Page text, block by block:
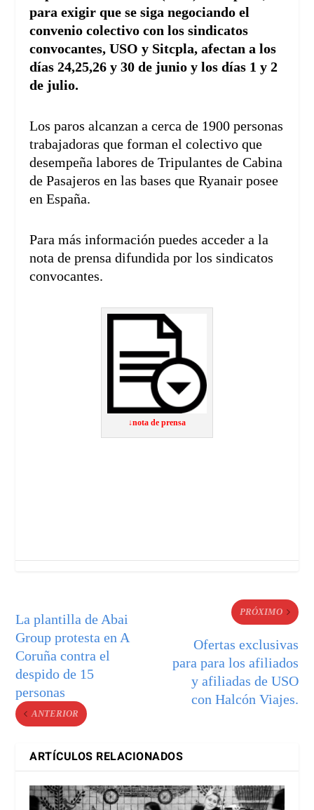
para exigir que se siga negociando el
convenio colectivo con los sindicatos
convocantes, USO y Sitcpla, afectan a los
días 24,25,26 y 30 de junio y los días 1 y 2
de julio.
Los paros alcanzan a cerca de 1900 personas
trabajadoras que forman el colectivo que
desempeña labores de Tripulantes de Cabina
de Pasajeros en las bases que Ryanair posee
en España.
Para más información puedes acceder a la
nota de prensa difundida por los sindicatos
convocantes.
↓nota de prensa
La plantilla de Abai
Group protesta en A
Coruña contra el
despido de 15
personas
ANTERIOR
PRÓXIMO
Ofertas exclusivas
para para los afiliados
y afiliadas de USO
con Halcón Viajes.
ARTÍCULOS RELACIONADOS